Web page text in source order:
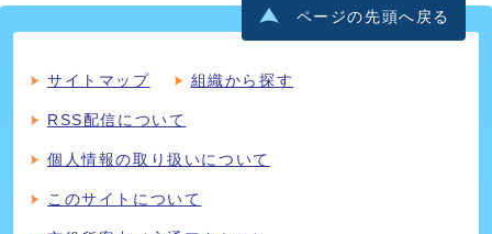
ページの先頭へ戻る
サイトマップ 組織から探す
RSS配信について
個人情報の取り扱いについて
このサイトについて